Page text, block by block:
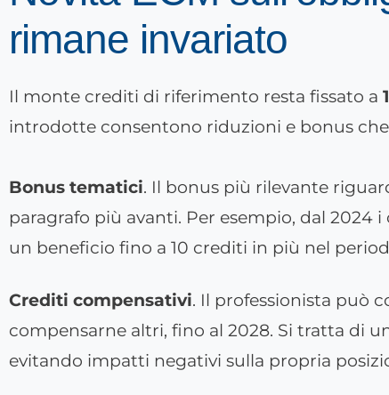
rimane invariato
Il monte crediti di riferimento resta fissato a
introdotte consentono riduzioni e bonus
Bonus tematici. Il bonus più rilevante
paragrafo più avanti. Per esempio, dal 2024
un beneficio fino a 10 crediti in più nel
Crediti compensativi. Il professionista può
compensarne altri, fino al 2028. Si tratta di
evitando impatti negativi sulla propria